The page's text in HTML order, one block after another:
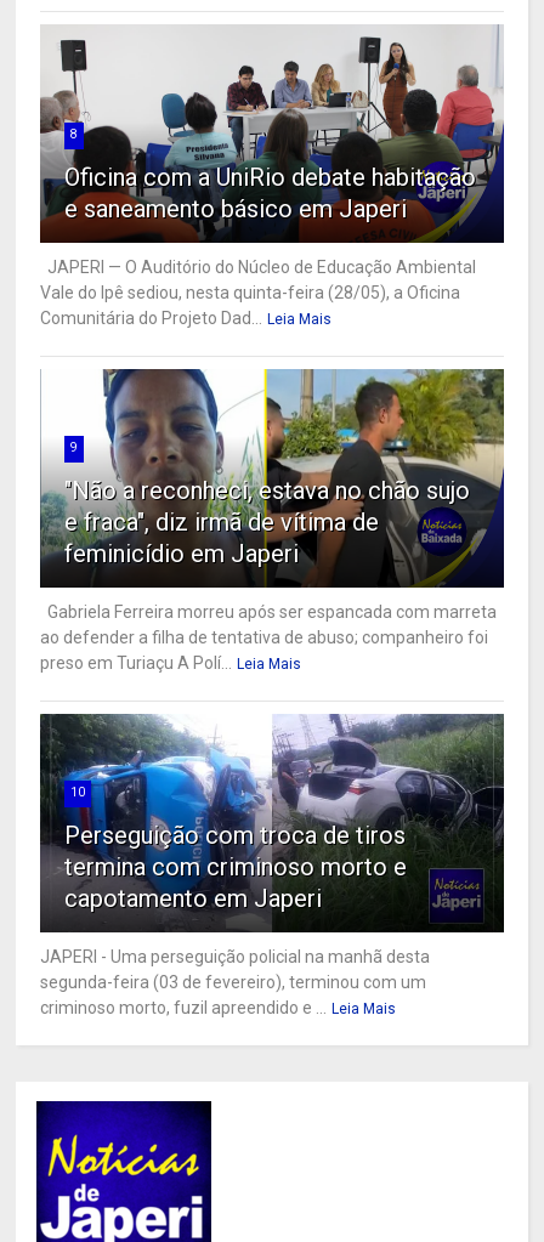
8
Oficina com a UniRio debate habitação
e saneamento básico em Japeri
JAPERI — O Auditório do Núcleo de Educação Ambiental
Vale do Ipê sediou, nesta quinta-feira (28/05), a Oficina
Comunitária do Projeto Dad...
Leia Mais
9
"Não a reconheci, estava no chão sujo
e fraca", diz irmã de vítima de
feminicídio em Japeri
Gabriela Ferreira morreu após ser espancada com marreta
ao defender a filha de tentativa de abuso; companheiro foi
preso em Turiaçu A Polí...
Leia Mais
10
Perseguição com troca de tiros
termina com criminoso morto e
capotamento em Japeri
JAPERI - Uma perseguição policial na manhã desta
segunda-feira (03 de fevereiro), terminou com um
criminoso morto, fuzil apreendido e ...
Leia Mais